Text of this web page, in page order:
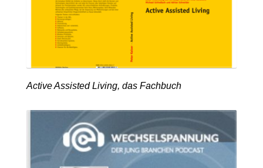
Active Assisted Living, das Fachbuch